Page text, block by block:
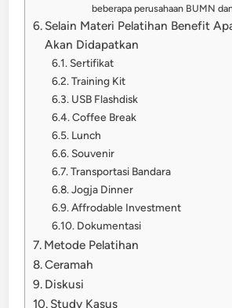
beberapa perusahaan BUMN
Selain Materi Pelatihan Benefit
Akan Didapatkan
Sertifikat
Training Kit
USB Flashdisk
Coffee Break
Lunch
Souvenir
Transportasi Bandara
Jogja Dinner
Affrodable Investment
Dokumentasi
Metode Pelatihan
Ceramah
Diskusi
Study Kasus